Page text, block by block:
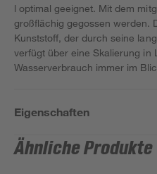
l optimal geeignet. Mit dem
großflächig gegossen werden.
Kunststoff, der durch seine
verfügt über eine Skalierung in
Wasserverbrauch immer im
Eigenschaften
Ähnliche Produkte